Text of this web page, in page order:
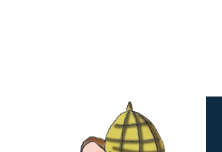
weiterführender